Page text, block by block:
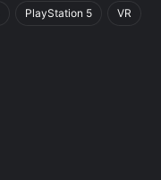
PlayStation 5 VR